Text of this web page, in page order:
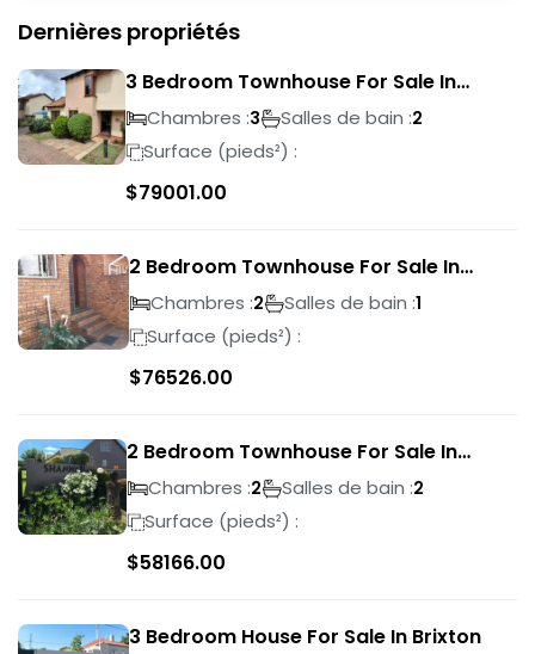
Dernières propriétés
3 Bedroom Townhouse For Sale In
Liefde En Vrede
Chambres :3 Salles de bain :2
Surface (pieds²) :
$79001.00
2 Bedroom Townhouse For Sale In
Ridgeway
Chambres :2 Salles de bain :1
Surface (pieds²) :
$76526.00
2 Bedroom Townhouse For Sale In
Bassonia Rock
Chambres :2 Salles de bain :2
Surface (pieds²) :
$58166.00
3 Bedroom House For Sale In Brixton